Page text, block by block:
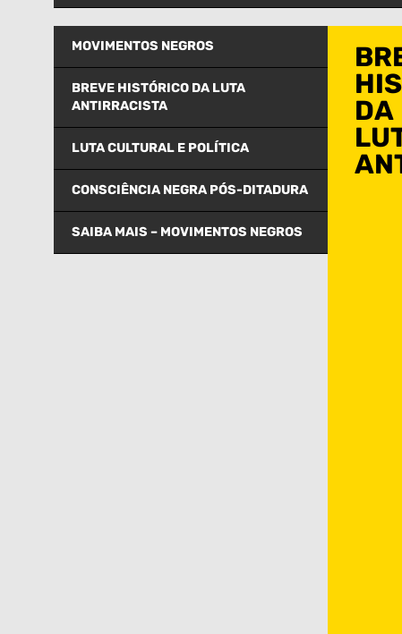
MOVIMENTOS NEGROS
BREVE HISTÓRICO DA LUTA
ANTIRRACISTA
LUTA CULTURAL E POLÍTICA
CONSCIÊNCIA NEGRA PÓS-DITADURA
SAIBA MAIS – MOVIMENTOS NEGROS
DA